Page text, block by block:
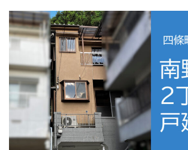
お問い合わせ
オフィシャルサイト
CONTACT
不動産のことならなんでもお任
メールでの受付